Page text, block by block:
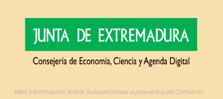
Más información sobre Subvenciones a proyectos de Comercio